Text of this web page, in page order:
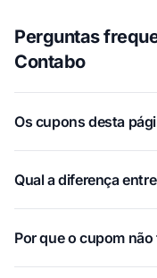
Perguntas
Contabo
Os cupons desta
Qual a diferença
Por que o cupom